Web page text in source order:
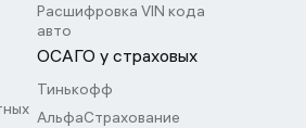
Расшифровка VIN кода
авто
ОСАГО у страховых
Тинькофф
АльфаСтрахование